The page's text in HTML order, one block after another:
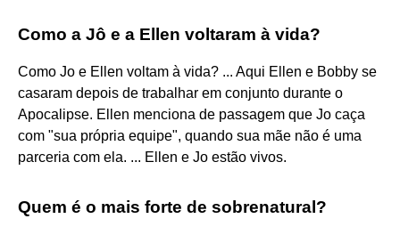
Como a Jô e a Ellen voltaram à vida?
Como Jo e Ellen voltam à vida? ... Aqui Ellen e Bobby se
casaram depois de trabalhar em conjunto durante o
Apocalipse. Ellen menciona de passagem que Jo caça
com "sua própria equipe", quando sua mãe não é uma
parceria com ela. ... Ellen e Jo estão vivos.
Quem é o mais forte de sobrenatural?